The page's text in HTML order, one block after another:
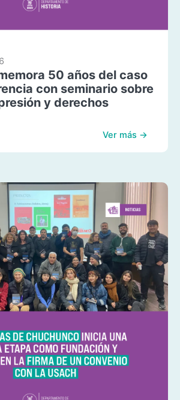
50 años del caso
con seminario sobre
y derechos
Ver más →